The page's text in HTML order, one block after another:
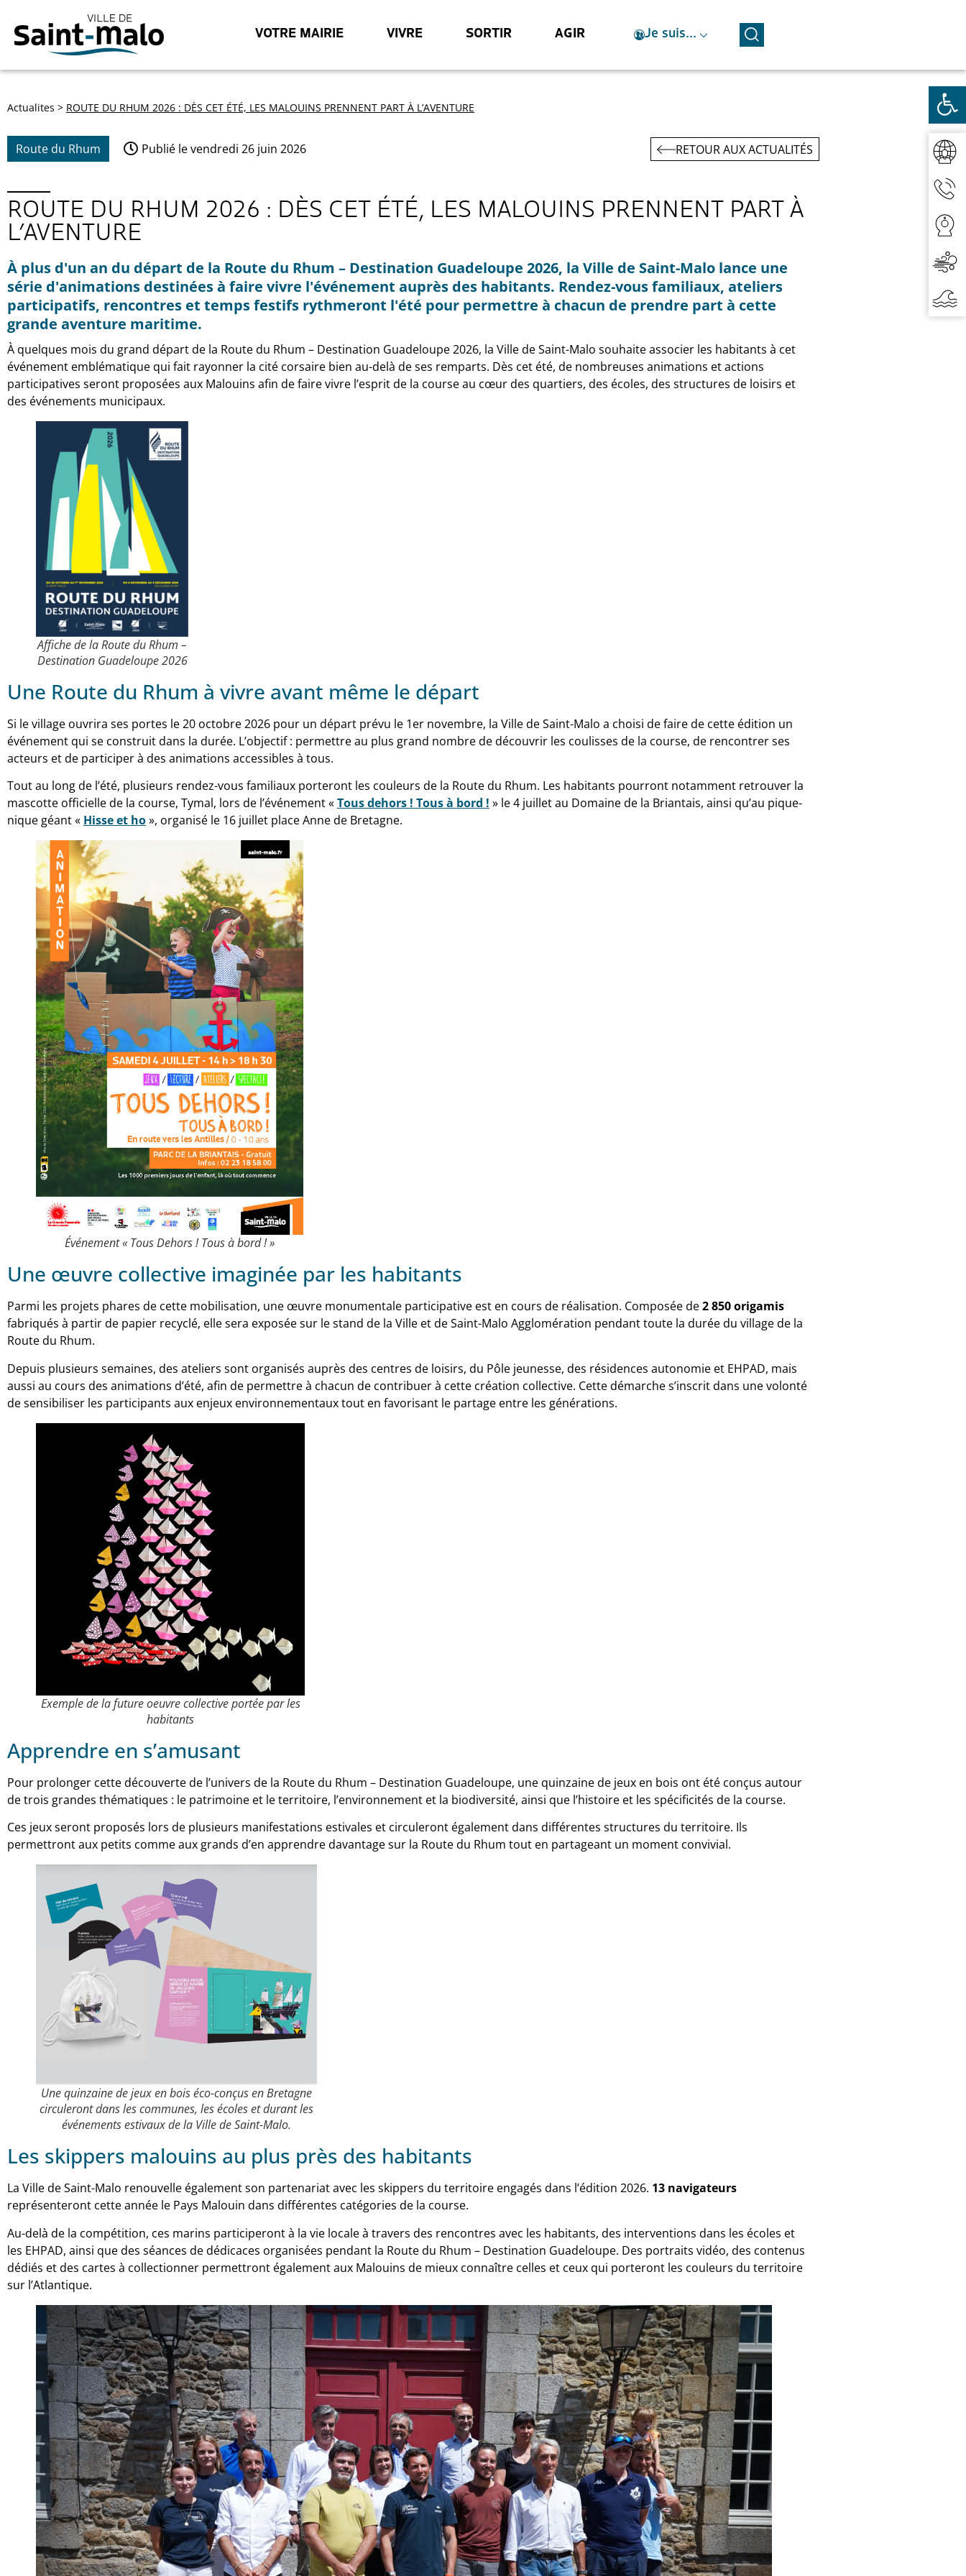
VOTRE MAIRIE VIVRE SORTIR AGIR Je suis... ⌵
Actualites > ROUTE DU RHUM 2026 : DÈS CET ÉTÉ, LES MALOUINS PRENNENT PART À L’AVENTURE
Route du Rhum Publié levendredi 26 juin 2026 RETOUR AUX ACTUALITÉS
ROUTE DU RHUM 2026 : DÈS CET ÉTÉ, LES MALOUINS PRENNENT PART À
L’AVENTURE
À plus d'un an du départ de la Route du Rhum – Destination Guadeloupe 2026, la Ville de Saint-Malo lance une
série d'animations destinées à faire vivre l'événement auprès des habitants. Rendez-vous familiaux, ateliers
participatifs, rencontres et temps festifs rythmeront l'été pour permettre à chacun de prendre part à cette
grande aventure maritime.
À quelques mois du grand départ de la Route du Rhum – Destination Guadeloupe 2026, la Ville de Saint-Malo souhaite associer les habitants à cet
événement emblématique qui fait rayonner la cité corsaire bien au-delà de ses remparts. Dès cet été, de nombreuses animations et actions
participatives seront proposées aux Malouins afin de faire vivre l’esprit de la course au cœur des quartiers, des écoles, des structures de loisirs et
des événements municipaux.
Affiche de la Route du Rhum –
Destination Guadeloupe 2026
Une Route du Rhum à vivre avant même le départ
Si le village ouvrira ses portes le 20 octobre 2026 pour un départ prévu le 1er novembre, la Ville de Saint-Malo a choisi de faire de cette édition un
événement qui se construit dans la durée. L’objectif : permettre au plus grand nombre de découvrir les coulisses de la course, de rencontrer ses
acteurs et de participer à des animations accessibles à tous.
Tout au long de l’été, plusieurs rendez-vous familiaux porteront les couleurs de la Route du Rhum. Les habitants pourront notamment retrouver la
mascotte officielle de la course, Tymal, lors de l’événement «Tous dehors ! Tous à bord ! » le 4 juillet au Domaine de la Briantais, ainsi qu’au pique-
nique géant « Hisse et ho», organisé le 16 juillet place Anne de Bretagne.
Événement « Tous Dehors ! Tous à bord ! »
Une œuvre collective imaginée par les habitants
Parmi les projets phares de cette mobilisation, une œuvre monumentale participative est en cours de réalisation. Composée de2 850 origamis
fabriqués à partir de papier recyclé, elle sera exposée sur le stand de la Ville et de Saint-Malo Agglomération pendant toute la durée du village de la
Route du Rhum.
Depuis plusieurs semaines, des ateliers sont organisés auprès des centres de loisirs, du Pôle jeunesse, des résidences autonomie et EHPAD, mais
aussi au cours des animations d’été, afin de permettre à chacun de contribuer à cette création collective. Cette démarche s’inscrit dans une volonté
de sensibiliser les participants aux enjeux environnementaux tout en favorisant le partage entre les générations.
Exemple de la future oeuvre collective portée par les
habitants
Apprendre en s’amusant
Pour prolonger cette découverte de l’univers de la Route du Rhum – Destination Guadeloupe, une quinzaine de jeux en bois ont été conçus autour
de trois grandes thématiques : le patrimoine et le territoire, l’environnement et la biodiversité, ainsi que l’histoire et les spécificités de la course.
Ces jeux seront proposés lors de plusieurs manifestations estivales et circuleront également dans différentes structures du territoire. Ils
permettront aux petits comme aux grands d’en apprendre davantage sur la Route du Rhum tout en partageant un moment convivial.
Une quinzaine de jeux en bois éco-conçus en Bretagne
circuleront dans les communes, les écoles et durant les
événements estivaux de la Ville de Saint-Malo.
Les skippers malouins au plus près des habitants
La Ville de Saint-Malo renouvelle également son partenariat avec les skippers du territoire engagés dans l’édition 2026. 13 navigateurs
représenteront cette année le Pays Malouin dans différentes catégories de la course.
Au-delà de la compétition, ces marins participeront à la vie locale à travers des rencontres avec les habitants, des interventions dans les écoles et
les EHPAD, ainsi que des séances de dédicaces organisées pendant la Route du Rhum – Destination Guadeloupe. Des portraits vidéo, des contenus
dédiés et des cartes à collectionner permettront également aux Malouins de mieux connaître celles et ceux qui porteront les couleurs du territoire
sur l’Atlantique.